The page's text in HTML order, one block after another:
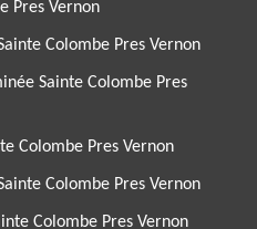
Pres Vernon
Colombe Pres Vernon
Sainte Colombe Pres
Colombe Pres Vernon
Colombe Pres Vernon
Colombe Pres Vernon